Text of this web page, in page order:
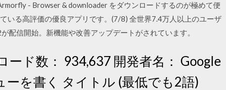
- Browser & downloader をダウンロードするのが極めて便
いる高評価の優良アプリです。(7/8) 全世界7.4万人以上のユーザ
配信開始。新機能や改善アップデートがされています。
ド数： 934,637 開発者名： Google
ーを書く タイトル (最低でも2語)